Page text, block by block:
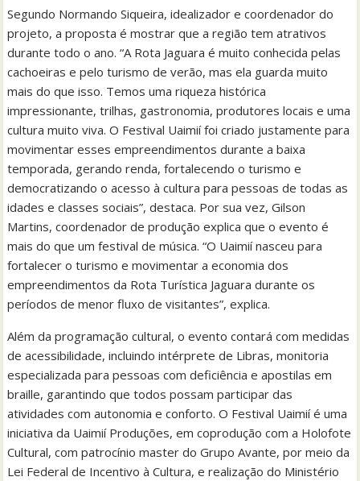
Segundo Normando Siqueira, idealizador e coordenador do
projeto, a proposta é mostrar que a região tem atrativos
durante todo o ano. “A Rota Jaguara é muito conhecida pelas
cachoeiras e pelo turismo de verão, mas ela guarda muito
mais do que isso. Temos uma riqueza histórica
impressionante, trilhas, gastronomia, produtores locais e uma
cultura muito viva. O Festival Uaimií foi criado justamente para
movimentar esses empreendimentos durante a baixa
temporada, gerando renda, fortalecendo o turismo e
democratizando o acesso à cultura para pessoas de todas as
idades e classes sociais”, destaca. Por sua vez, Gilson
Martins, coordenador de produção explica que o evento é
mais do que um festival de música. “O Uaimií nasceu para
fortalecer o turismo e movimentar a economia dos
empreendimentos da Rota Turística Jaguara durante os
períodos de menor fluxo de visitantes”, explica.
Além da programação cultural, o evento contará com medidas
de acessibilidade, incluindo intérprete de Libras, monitoria
especializada para pessoas com deficiência e apostilas em
braille, garantindo que todos possam participar das
atividades com autonomia e conforto. O Festival Uaimií é uma
iniciativa da Uaimií Produções, em coprodução com a Holofote
Cultural, com patrocínio master do Grupo Avante, por meio da
Lei Federal de Incentivo à Cultura, e realização do Ministério